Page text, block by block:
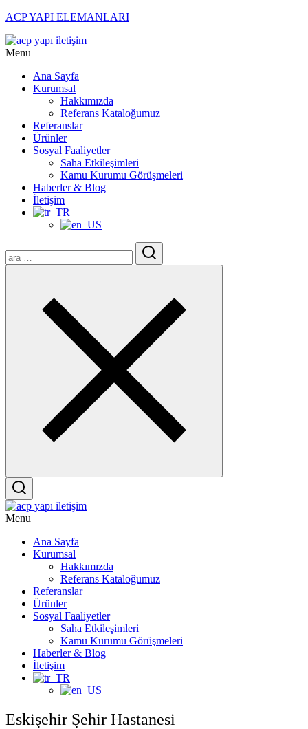
ACP YAPI ELEMANLARI
Menu
Ana Sayfa
Kurumsal
Hakkımızda
Referans Kataloğumuz
Referanslar
Ürünler
Sosyal Faaliyetler
Saha Etkileşimleri
Kamu Kurumu Görüşmeleri
Haberler & Blog
İletişim
Menu
Ana Sayfa
Kurumsal
Hakkımızda
Referans Kataloğumuz
Referanslar
Ürünler
Sosyal Faaliyetler
Saha Etkileşimleri
Kamu Kurumu Görüşmeleri
Haberler & Blog
İletişim
Eskişehir Şehir Hastanesi